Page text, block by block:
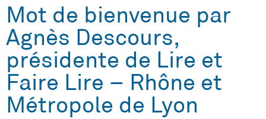
Mot de bienvenue par
Agnès Descours,
présidente de Lire et
Faire Lire – Rhône et
Métropole de Lyon